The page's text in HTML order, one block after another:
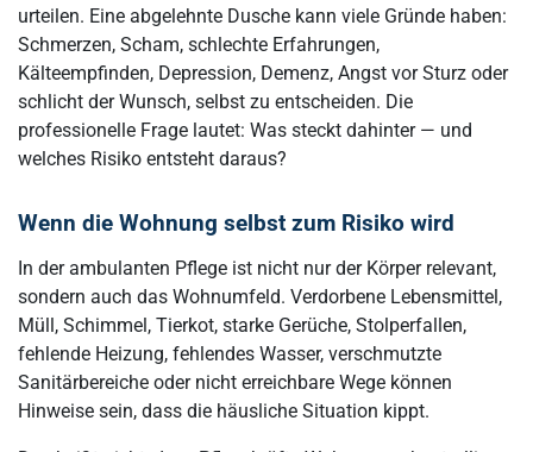
urteilen. Eine abgelehnte Dusche kann viele Gründe haben:
Schmerzen, Scham, schlechte Erfahrungen,
Kälteempfinden, Depression, Demenz, Angst vor Sturz oder
schlicht der Wunsch, selbst zu entscheiden. Die
professionelle Frage lautet: Was steckt dahinter — und
welches Risiko entsteht daraus?
Wenn die Wohnung selbst zum Risiko wird
In der ambulanten Pflege ist nicht nur der Körper relevant,
sondern auch das Wohnumfeld. Verdorbene Lebensmittel,
Müll, Schimmel, Tierkot, starke Gerüche, Stolperfallen,
fehlende Heizung, fehlendes Wasser, verschmutzte
Sanitärbereiche oder nicht erreichbare Wege können
Hinweise sein, dass die häusliche Situation kippt.